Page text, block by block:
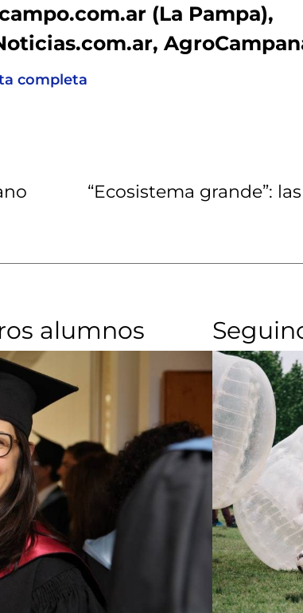
(La Pampa),
completa
“Ecosistema grande”:
alumnos​